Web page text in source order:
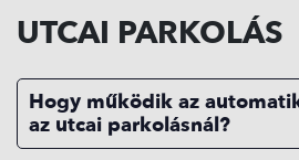
UTCAI PARKOLÁS
Hogy működik az
az utcai parkolásnál?